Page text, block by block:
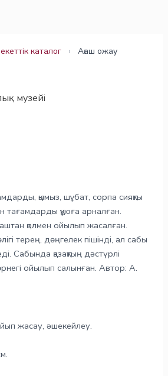
каталог › Ағаш ожау
музейі
қымыз, шұбат, сорпа сияқты
тағамдарды құюға арналған.
қолмен ойылып жасалған.
терең, дөңгелек пішінді, ал сабы
Сабында қазақтың дәстүрлі
ойылып салынған. Автор: А.
жасау, әшекейлеу.